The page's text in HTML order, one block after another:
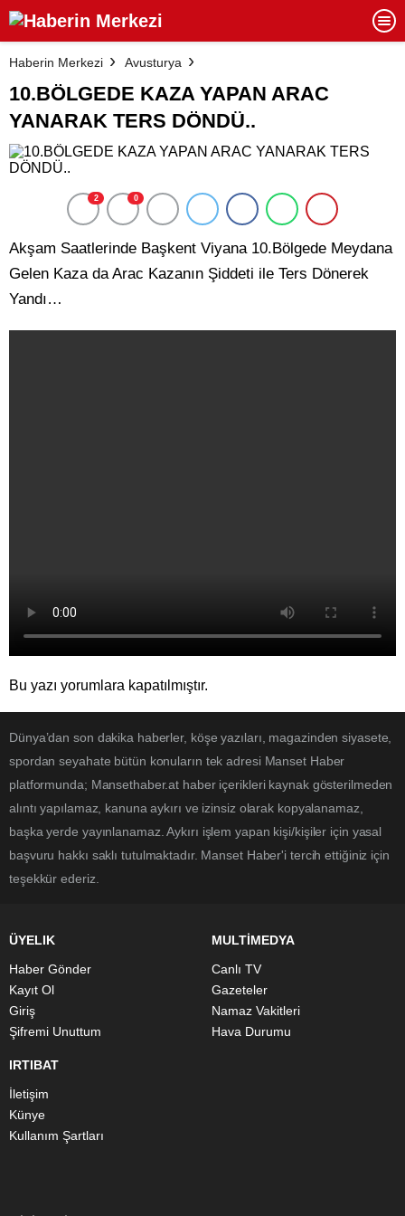
Haberin Merkezi Avusturya
10.BÖLGEDE KAZA YAPAN ARAC
YANARAK TERS DÖNDÜ..
2 0
Akşam Saatlerinde Başkent Viyana 10.Bölgede Meydana
Gelen Kaza da Arac Kazanın Şiddeti ile Ters Dönerek
Yandı…
Bu yazı yorumlara kapatılmıştır.
Dünya’dan son dakika haberler, köşe yazıları, magazinden siyasete,
spordan seyahate bütün konuların tek adresi Manset Haber
platformunda; Mansethaber.at haber içerikleri kaynak gösterilmeden
alıntı yapılamaz, kanuna aykırı ve izinsiz olarak kopyalanamaz,
başka yerde yayınlanamaz. Aykırı işlem yapan kişi/kişiler için yasal
başvuru hakkı saklı tutulmaktadır. Manset Haber'i tercih ettiğiniz için
teşekkür ederiz.
ÜYELIK
Haber Gönder
Kayıt Ol
Giriş
Şifremi Unuttum
MULTİMEDYA
Canlı TV
Gazeteler
Namaz Vakitleri
Hava Durumu
IRTIBAT
İletişim
Künye
Kullanım Şartları